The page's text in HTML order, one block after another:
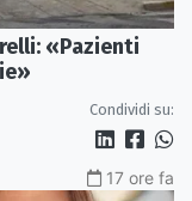
«Pazienti
Condividi su:
17 ore fa